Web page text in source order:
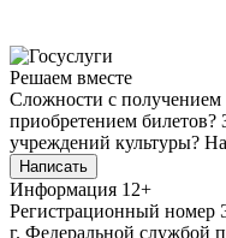
Решаем вместе
Сложности с
приобретением билетов?
учреждений культуры?
Написать
Информация 12+
Регистрационный
г. Федеральной службой